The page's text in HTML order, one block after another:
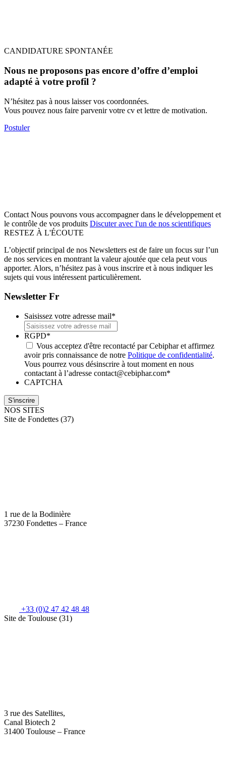
CANDIDATURE SPONTANÉE
Nous ne proposons pas encore d’offre d’emploi
adapté à votre profil ?
N’hésitez pas à nous laisser vos coordonnées.
Vous pouvez nous faire parvenir votre cv et lettre de motivation.
Postuler
Contact Nous pouvons vous accompagner dans le développement et
le contrôle de vos produits Discuter avec l'un de nos scientifiques
RESTEZ À L'ÉCOUTE
L’objectif principal de nos Newsletters est de faire un focus sur l’un
de nos services en montrant la valeur ajoutée que cela peut vous
apporter. Alors, n’hésitez pas à vous inscrire et à nous indiquer les
sujets qui vous intéressent particulièrement.
Newsletter Fr
Saisissez votre adresse mail*
RGPD*
Vous acceptez d'être recontacté par Cebiphar et affirmez
avoir pris connaissance de notre Politique de confidentialité.
Vous pourrez vous désinscrire à tout moment en nous
contactant à l’adresse contact@cebiphar.com*
CAPTCHA
NOS SITES
Site de Fondettes (37)
1 rue de la Bodinière
37230 Fondettes – France
+33 (0)2 47 42 48 48
Site de Toulouse (31)
3 rue des Satellites,
Canal Biotech 2
31400 Toulouse – France